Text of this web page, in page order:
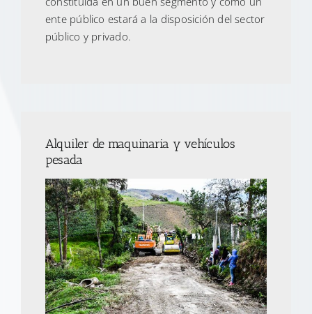
ente público estará a la disposición del sector
público y privado.
Alquiler de maquinaria y vehículos
pesada